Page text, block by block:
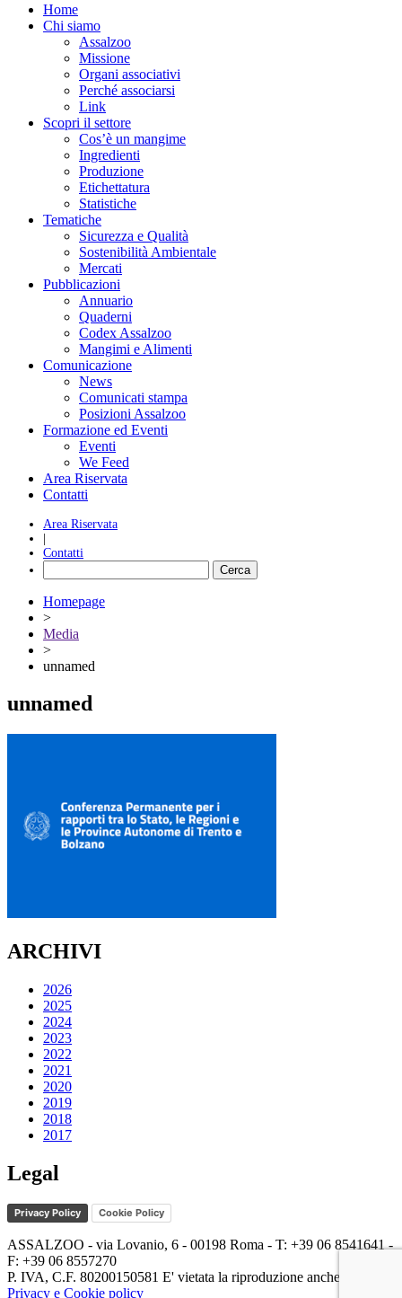
Home
Chi siamo
Assalzoo
Missione
Organi associativi
Perché associarsi
Link
Scopri il settore
Cos’è un mangime
Ingredienti
Produzione
Etichettatura
Statistiche
Tematiche
Sicurezza e Qualità
Sostenibilità Ambientale
Mercati
Pubblicazioni
Annuario
Quaderni
Codex Assalzoo
Mangimi e Alimenti
Comunicazione
News
Comunicati stampa
Posizioni Assalzoo
Formazione ed Eventi
Eventi
We Feed
Area Riservata
Contatti
Area Riservata
|
Contatti
Homepage
>
Media
>
unnamed
unnamed
ARCHIVI
2026
2025
2024
2023
2022
2021
2020
2019
2018
2017
Legal
Privacy Policy Cookie Policy
ASSALZOO - via Lovanio, 6 - 00198 Roma - T: +39 06 8541641 -
F: +39 06 8557270
P. IVA, C.F. 80200150581 E' vietata la riproduzione anche parziale.
Privacy e Cookie policy